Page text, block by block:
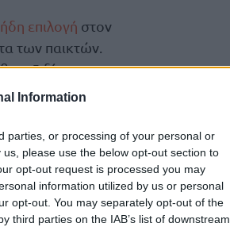
Information
parties, or processing of your personal or
please use the below opt-out section to
opt-out request is processed you may
information utilized by us or personal
opt-out. You may separately opt-out of the
third parties on the IAB’s list of downstream
ήδη επιλογή στον
των παικτών.
5 δίποντα.
ξέρω σε τι
ο παίκτης
τους 11
αρκετά
δεν είναι